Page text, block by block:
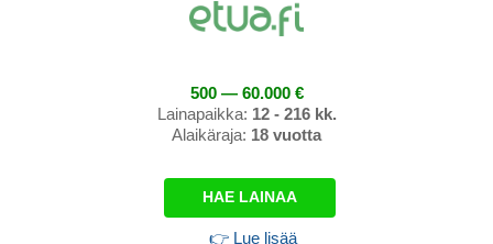
500 — 60.000 €
Lainapaikka: 12 - 216 kk.
Alaikäraja: 18 vuotta
HAE LAINAA
👉 Lue lisää